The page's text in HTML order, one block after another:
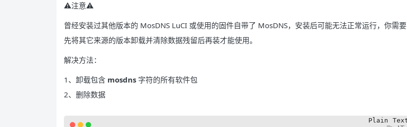
⚠注意⚠
曾经安装过其他版本的 MosDNS LuCI 或使用的固件自带了 MosDNS，安装后可能无法正常运行，你需要
先将其它来源的版本卸载并清除数据残留后再装才能使用。
解决方法：
1、卸载包含 mosdns 字符的所有软件包
2、删除数据